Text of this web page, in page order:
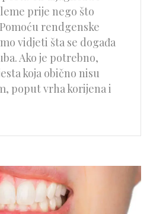
prije nego što
rendgenske
vidjeti šta se događa
Ako je potrebno,
koja obično nisu
poput vrha korijena i